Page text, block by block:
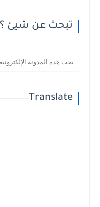
تبحث عن شيئ ؟
Translate